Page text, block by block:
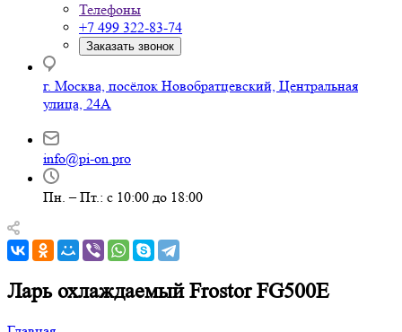
Телефоны
+7 499 322-83-74
Заказать звонок
г. Москва, посёлок Новобратцевский, Центральная
улица, 24А
info@pi-on.pro
Пн. – Пт.: с 10:00 до 18:00
Ларь охлаждаемый Frostor FG500E